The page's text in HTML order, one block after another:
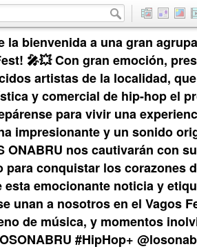
la bienvenida a una gran
🎤💥 Con gran emoción,
artistas de la localidad,
y comercial de hip-hop el
para vivir una
impresionante y un sonido
ONABRU nos cautivarán con
para conquistar los corazones
emocionante noticia y
unan a nosotros en el Vagos
de música, y momentos
#HipHop+